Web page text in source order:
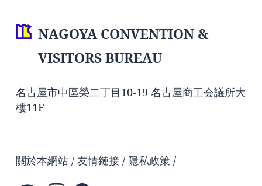
NAGOYA CONVENTION &
VISITORS BUREAU
名古屋市中區榮二丁目10-19 名古屋商工会議所大
樓11F
關於本網站 友情鏈接 隱私政策